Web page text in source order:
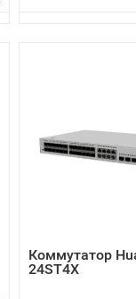
Коммутатор
24ST4X